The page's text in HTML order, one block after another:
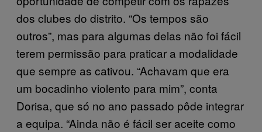
dos clubes do distrito. “Os tempos são
outros”, mas para algumas delas não foi fácil
terem permissão para praticar a modalidade
que sempre as cativou. “Achavam que era
um bocadinho violento para mim”, conta
Dorisa, que só no ano passado pôde integrar
a equipa. “Ainda não é fácil ser aceite como